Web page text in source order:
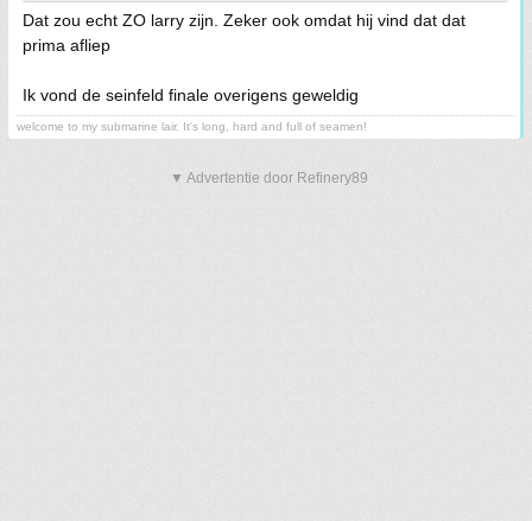
Dat zou echt ZO larry zijn. Zeker ook omdat hij vind dat dat
prima afliep
Ik vond de seinfeld finale overigens geweldig
welcome to my submarine lair. It's long, hard and full of seamen!
▼ Advertentie door Refinery89